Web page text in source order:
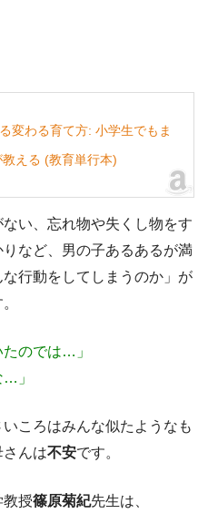
変わる育て方: 小学生でもま
える (教育単行本)
い、忘れ物や失くし物をす
など、男の子あるあるが満
行動をしてしまうのか」が
たのでは…」
…」
ころはみんな似たようなも
んは不安です。
授篠原菊紀先生は、